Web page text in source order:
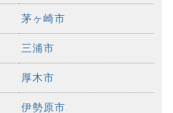
茅ヶ崎市
三浦市
厚木市
伊勢原市